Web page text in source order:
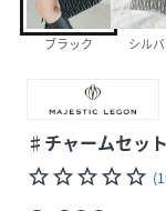
ブラック シル
♯チャームセッ
star_borderstar_borderstar_borderstar_borderstar_border (1